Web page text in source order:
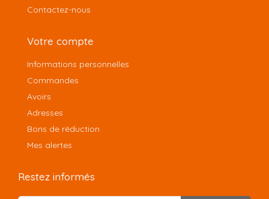
Contactez-nous
Votre compte
Informations personnelles
Commandes
Avoirs
Adresses
Bons de réduction
Mes alertes
Restez informés